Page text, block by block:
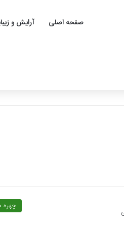
صفحه اصلی آرایش و
چهره